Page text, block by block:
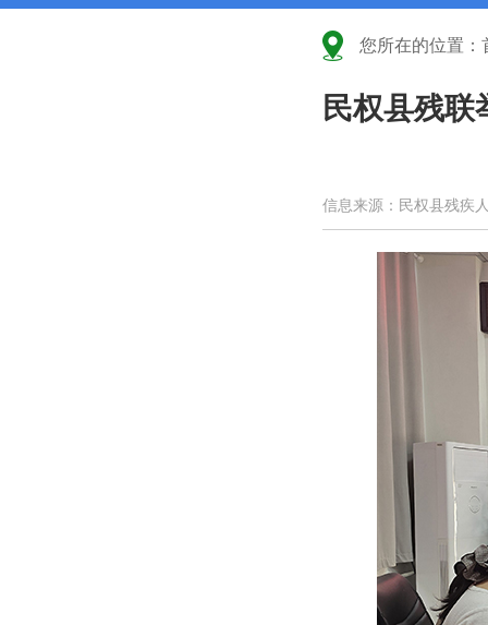
您所在的位置：
民权县残联
信息来源：民权县残疾